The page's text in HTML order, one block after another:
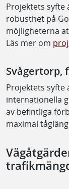
Projektets syfte
robusthet på
möjligheterna
Läs mer om
Svågertorp,
Projektets
internationella
av befintliga
maximal